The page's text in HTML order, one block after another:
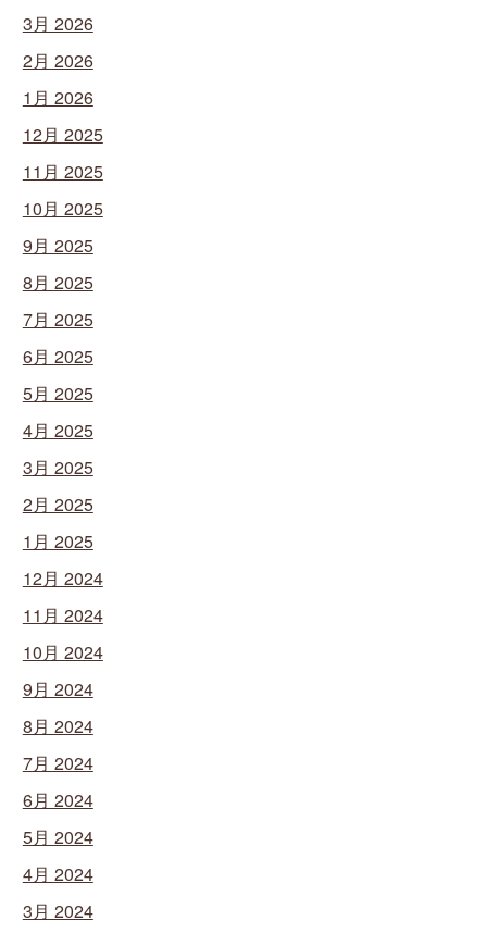
3月 2026
2月 2026
1月 2026
12月 2025
11月 2025
10月 2025
9月 2025
8月 2025
7月 2025
6月 2025
5月 2025
4月 2025
3月 2025
2月 2025
1月 2025
12月 2024
11月 2024
10月 2024
9月 2024
8月 2024
7月 2024
6月 2024
5月 2024
4月 2024
3月 2024